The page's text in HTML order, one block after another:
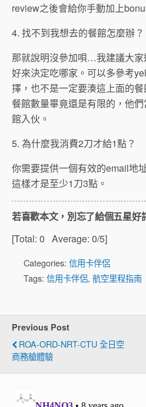
review之後會給你手動加上
4. 找不到我想去的餐館怎麼辦？
那就說明沒參加唄…我建議大
好來決定吃哪家。可以多參考
擇，也不是一定要湊這上面的
餐館數量畢竟還是有限的，他
館入伙。
5. 為什麼我消費2刀才給1點？
你需要提供一個有效的email地
這樣才是至少1刀3點。
若喜歡本文，別忘了給個五星好
[Total: 0 Average: 0/5]
Categories: 信用卡伴侶
Tags: 信用卡伴侶, 航空里程指南
Previous Post
ROA-ORD-NRT-CTU 全日空
商務艙體驗